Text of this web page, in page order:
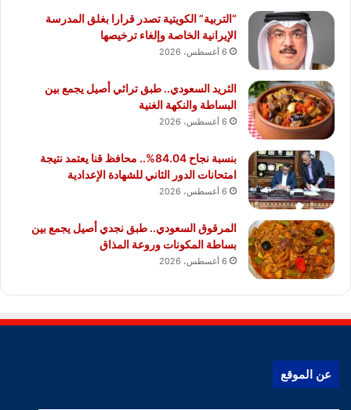
“التربية” الكويتية تصدر قرارا بغلق المدرسة
الإيرانية الخاصة وإلغاء ترخيصها
6 أغسطس، 2026
الثريد السعودي.. طبق تراثي أصيل يجمع بين
البساطة والنكهة الغنية
6 أغسطس، 2026
بنسبة نجاح 84.04%.. محافظ قنا يعتمد نتيجة
امتحانات الدور الثاني للشهادة الإعدادية
6 أغسطس، 2026
المرقوق السعودي.. طبق نجدي أصيل يجمع بين
بساطة المكونات وروعة المذاق
6 أغسطس، 2026
عن الموقع